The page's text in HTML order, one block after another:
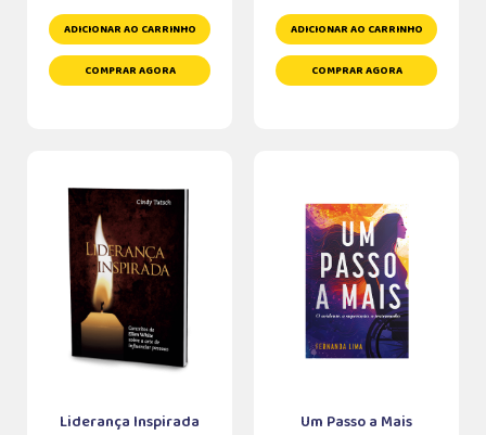
ADICIONAR AO CARRINHO
COMPRAR AGORA
ADICIONAR AO CARRINHO
COMPRAR AGORA
Liderança Inspirada Um Passo a Mais